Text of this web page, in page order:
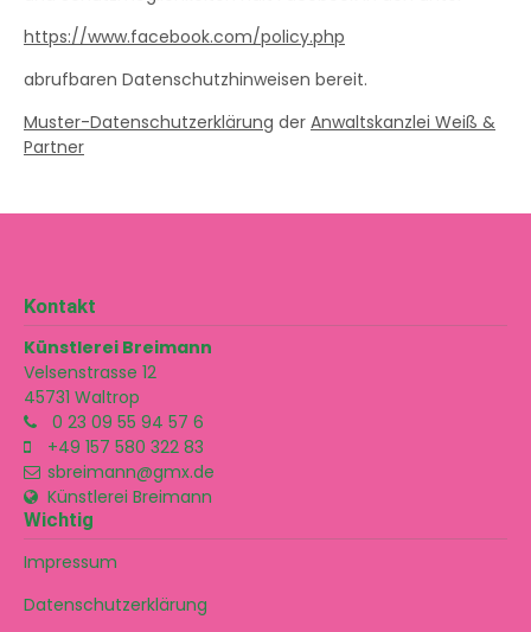
https://www.facebook.com/policy.php
abrufbaren Datenschutzhinweisen bereit.
Muster-Datenschutzerklärung der Anwaltskanzlei Weiß &
Partner
Kontakt
Künstlerei Breimann
Velsenstrasse 12
45731 Waltrop
0 23 09 55 94 57 6
+49 157 580 322 83
sbreimann@gmx.de
Künstlerei Breimann
Wichtig
Impressum
Datenschutzerklärung